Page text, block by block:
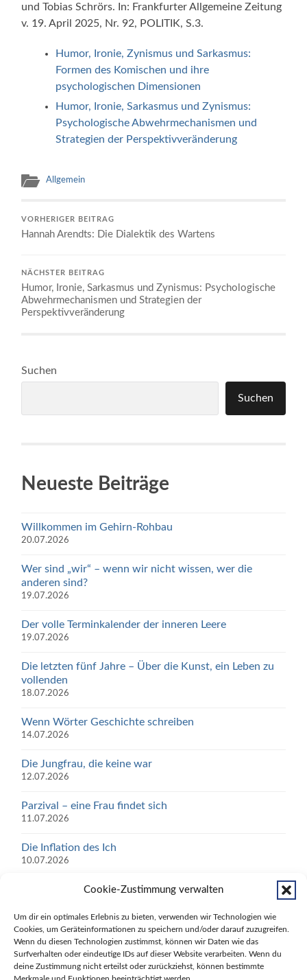
Cookie-Zustimmung verwalten
Um dir ein optimales Erlebnis zu bieten, verwenden wir Technologien wie
Cookies, um Geräteinformationen zu speichern und/oder darauf zuzugreifen.
Wenn du diesen Technologien zustimmst, können wir Daten wie das
Surfverhalten oder eindeutige IDs auf dieser Website verarbeiten. Wenn du
deine Zustimmung nicht erteilst oder zurückziehst, können bestimmte
und Tobias Schrörs. In: Frankfurter Allgemeine Zeitung
v. 19. April 2025, Nr. 92, POLITIK, S.3.
Humor, Ironie, Zynismus und Sarkasmus:
Formen des Komischen und ihre
psychologischen Dimensionen
Humor, Ironie, Sarkasmus und Zynismus:
Psychologische Abwehrmechanismen und
Strategien der Perspektivveränderung
Allgemein
VORHERIGER BEITRAG
Hannah Arendts: Die Dialektik des Wartens
NÄCHSTER BEITRAG
Humor, Ironie, Sarkasmus und Zynismus: Psychologische
Abwehrmechanismen und Strategien der
Perspektivveränderung
Suchen
Suchen
Neueste Beiträge
Willkommen im Gehirn-Rohbau
20.07.2026
Wer sind „wir“ – wenn wir nicht wissen, wer die
anderen sind?
19.07.2026
Der volle Terminkalender der inneren Leere
19.07.2026
Die letzten fünf Jahre – Über die Kunst, ein Leben zu
vollenden
18.07.2026
Wenn Wörter Geschichte schreiben
14.07.2026
Die Jungfrau, die keine war
12.07.2026
Parzival – eine Frau findet sich
11.07.2026
Die Inflation des Ich
10.07.2026
SCHWEIG NICHT, WÄHLE!
Zwischen Reiz und Reaktion liegt ein Raum – und in
diesem Raum bist du frei
30.06.2026